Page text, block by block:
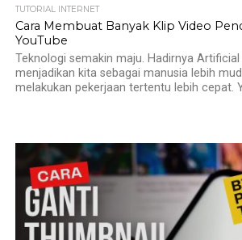
TUTORIAL INTERNET
Cara Membuat Banyak Klip Video
YouTube
Teknologi semakin maju. Hadirnya
menjadikan kita sebagai manusia lebih
melakukan pekerjaan tertentu lebih cepat.